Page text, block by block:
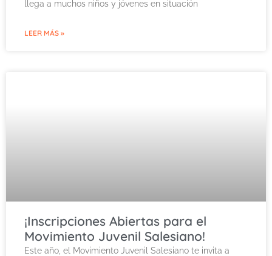
llega a muchos niños y jóvenes en situación
LEER MÁS »
¡Inscripciones Abiertas para el
Movimiento Juvenil Salesiano!
Este año, el Movimiento Juvenil Salesiano te invita a